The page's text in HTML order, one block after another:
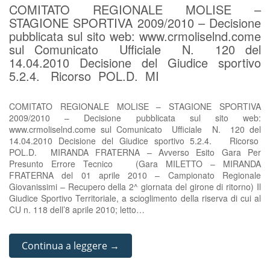
COMITATO REGIONALE MOLISE –
STAGIONE SPORTIVA 2009/2010 – Decisione
pubblicata sul sito web: www.crmoliselnd.come
sul Comunicato Ufficiale N. 120 del
14.04.2010 Decisione del Giudice sportivo
5.2.4. Ricorso POL.D. MI
COMITATO REGIONALE MOLISE – STAGIONE SPORTIVA
2009/2010 – Decisione pubblicata sul sito web:
www.crmoliselnd.come sul Comunicato Ufficiale N. 120 del
14.04.2010 Decisione del Giudice sportivo 5.2.4. Ricorso
POL.D. MIRANDA FRATERNA – Avverso Esito Gara Per
Presunto Errore Tecnico (Gara MILETTO – MIRANDA
FRATERNA del 01 aprile 2010 – Campionato Regionale
Giovanissimi – Recupero della 2^ giornata del girone di ritorno) Il
Giudice Sportivo Territoriale, a scioglimento della riserva di cui al
CU n. 118 dell’8 aprile 2010; letto…
Continua a leggere →